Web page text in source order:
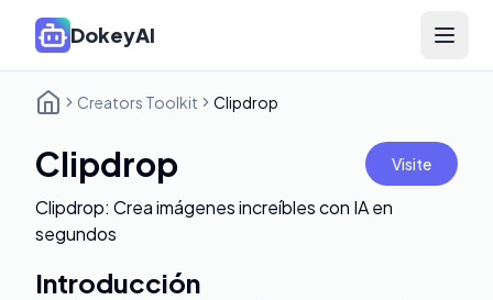
DokeyAI Open
Creators Toolkit Clipdrop
Clipdrop Visite
Clipdrop: Crea imágenes increíbles con IA en
segundos
Introducción